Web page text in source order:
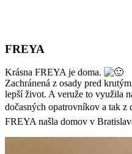
FREYA
Krásna FREYA je doma.
Zachránená z osady pred
lepší život. A veruže to využila
dočasných opatrovníkov a tak z
FREYA našla domov v